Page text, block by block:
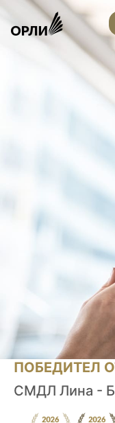
ПОБЕДИТЕЛ
СМДЛ Лина -